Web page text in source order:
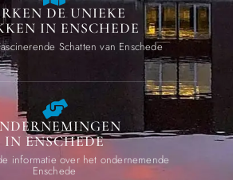
DE UNIEKE
IN ENSCHEDE
Schatten van Enschede
IN ENSCHEDE
informatie over het ondernemende
Enschede